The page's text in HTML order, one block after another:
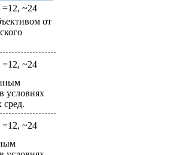
=12, ~24
от
=12, ~24
условиях
сред.
=12, ~24